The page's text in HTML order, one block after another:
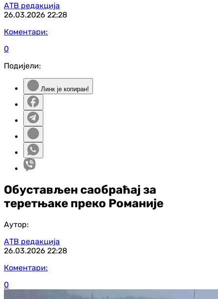
АТВ редакција
26.03.2026 22:28
Коментари:
0
Подијели:
Линк је копиран!
Обустављен саобраћај за
теретњаке преко Романије
Аутор:
АТВ редакција
26.03.2026 22:28
Коментари:
0